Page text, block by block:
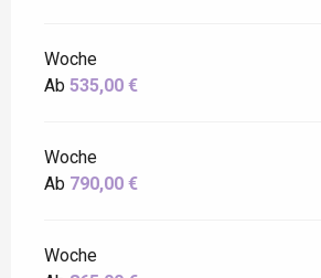
Woche
Ab 535,00 €
Woche
Ab 790,00 €
Woche